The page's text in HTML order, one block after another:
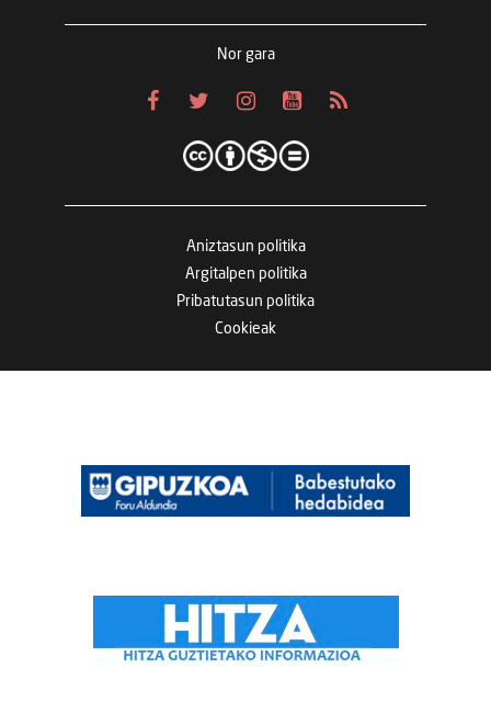
Nor gara
Aniztasun politika
Argitalpen politika
Pribatutasun politika
Cookieak